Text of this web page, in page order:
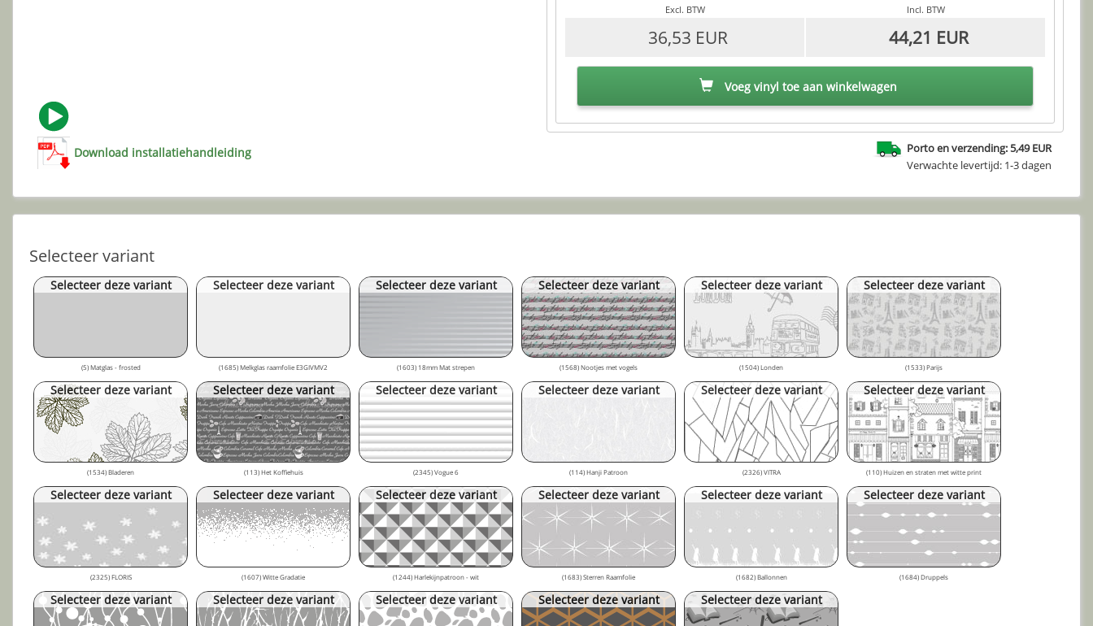
Download installatiehandleiding
Excl. BTW Incl. BTW
36,53 EUR 44,21 EUR
Voeg vinyl toe aan winkelwagen
Porto en verzending: 5,49 EUR
Verwachte levertijd: 1-3 dagen
Selecteer variant
Selecteer deze variant
(5) Matglas - frosted
Selecteer deze variant
(1685) Melkglas raamfolie E3GIVMV2
Selecteer deze variant
(1603) 18mm Mat strepen
Selecteer deze variant
(1568) Nootjes met vogels
Selecteer deze variant
(1504) Londen
Selecteer deze variant
(1533) Parijs
Selecteer deze variant
(1534) Bladeren
Selecteer deze variant
(113) Het Koffiehuis
Selecteer deze variant
(2345) Vogue 6
Selecteer deze variant
(114) Hanji Patroon
Selecteer deze variant
(2326) VITRA
Selecteer deze variant
(110) Huizen en straten met witte print
Selecteer deze variant
(2325) FLORIS
Selecteer deze variant
(1607) Witte Gradatie
Selecteer deze variant
(1244) Harlekijnpatroon - wit
Selecteer deze variant
(1683) Sterren Raamfolie
Selecteer deze variant
(1682) Ballonnen
Selecteer deze variant
(1684) Druppels
Selecteer deze variant Selecteer deze variant Selecteer deze variant Selecteer deze variant Selecteer deze variant